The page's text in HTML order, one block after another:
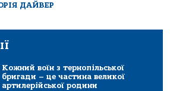
ДАЙВЕР
Кожний воїн з тернопільської
бригади – це частина великої
артилерійської родини